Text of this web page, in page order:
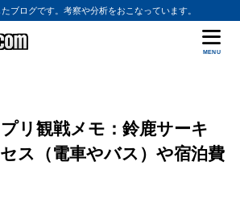
ブログです。考察や分析をおこなっています。
MENU
リ観戦メモ：鈴鹿サーキ
ス（電車やバス）や宿泊費